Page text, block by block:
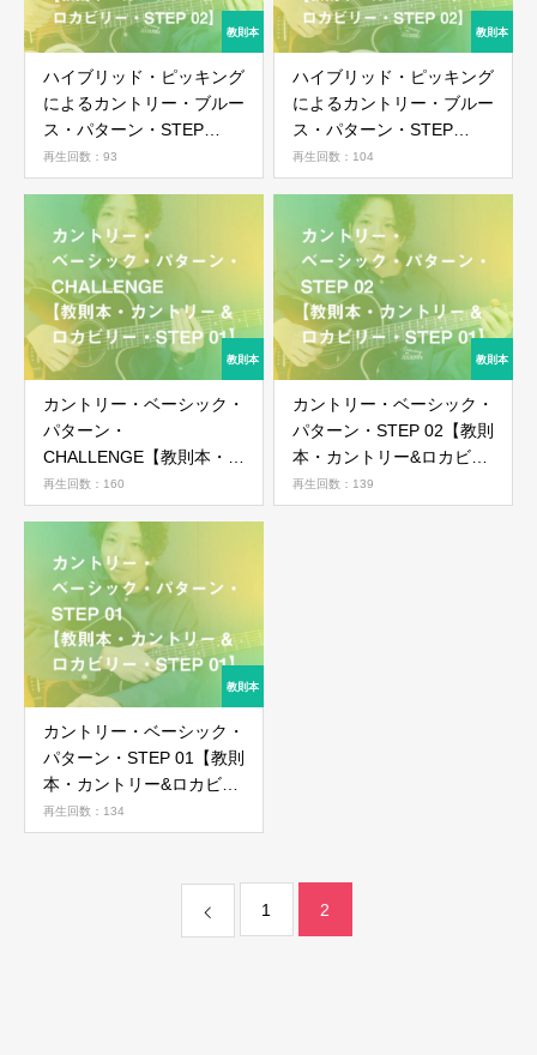
ハイブリッド・ピッキング
によるカントリー・ブルー
ス・パターン・STEP
02【教則本・カントリー&
ロカビリー・STEP 02】
再生回数：93
ハイブリッド・ピッキング
によるカントリー・ブルー
ス・パターン・STEP
01【教則本・カントリー&
ロカビリー・STEP 02】
再生回数：104
カントリー・ベーシック・
パターン・
CHALLENGE【教則本・カ
ントリー&ロカビリー・
STEP 01】
再生回数：160
カントリー・ベーシック・
パターン・STEP 02【教則
本・カントリー&ロカビリ
ー・STEP 01】
再生回数：139
カントリー・ベーシック・
パターン・STEP 01【教則
本・カントリー&ロカビリ
ー・STEP 01】
再生回数：134
1 2
ログイン
ログイン情報を記憶する